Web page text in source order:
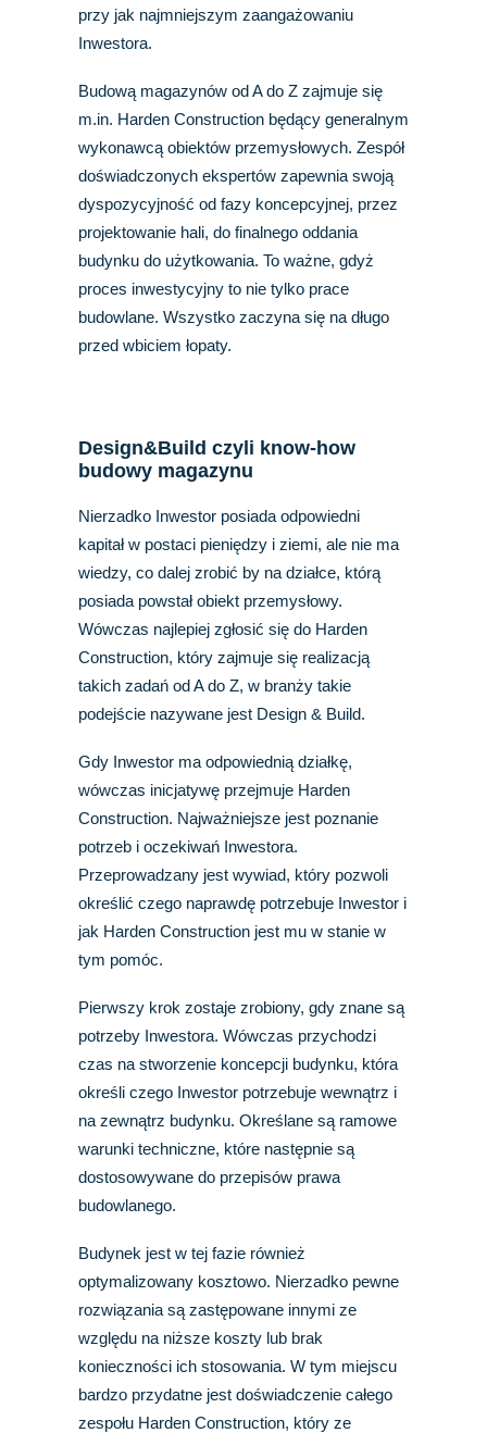
przy jak najmniejszym zaangażowaniu
Inwestora.
Budową magazynów od A do Z zajmuje się
m.in. Harden Construction będący generalnym
wykonawcą obiektów przemysłowych. Zespół
doświadczonych ekspertów zapewnia swoją
dyspozycyjność od fazy koncepcyjnej, przez
projektowanie hali, do finalnego oddania
budynku do użytkowania. To ważne, gdyż
proces inwestycyjny to nie tylko prace
budowlane. Wszystko zaczyna się na długo
przed wbiciem łopaty.
Design&Build czyli know-how
budowy magazynu
Nierzadko Inwestor posiada odpowiedni
kapitał w postaci pieniędzy i ziemi, ale nie ma
wiedzy, co dalej zrobić by na działce, którą
posiada powstał obiekt przemysłowy.
Wówczas najlepiej zgłosić się do Harden
Construction, który zajmuje się realizacją
takich zadań od A do Z, w branży takie
podejście nazywane jest Design & Build.
Gdy Inwestor ma odpowiednią działkę,
wówczas inicjatywę przejmuje Harden
Construction. Najważniejsze jest poznanie
potrzeb i oczekiwań Inwestora.
Przeprowadzany jest wywiad, który pozwoli
określić czego naprawdę potrzebuje Inwestor i
jak Harden Construction jest mu w stanie w
tym pomóc.
Pierwszy krok zostaje zrobiony, gdy znane są
potrzeby Inwestora. Wówczas przychodzi
czas na stworzenie koncepcji budynku, która
określi czego Inwestor potrzebuje wewnątrz i
na zewnątrz budynku. Określane są ramowe
warunki techniczne, które następnie są
dostosowywane do przepisów prawa
budowlanego.
Budynek jest w tej fazie również
optymalizowany kosztowo. Nierzadko pewne
rozwiązania są zastępowane innymi ze
względu na niższe koszty lub brak
konieczności ich stosowania. W tym miejscu
bardzo przydatne jest doświadczenie całego
zespołu Harden Construction, który ze